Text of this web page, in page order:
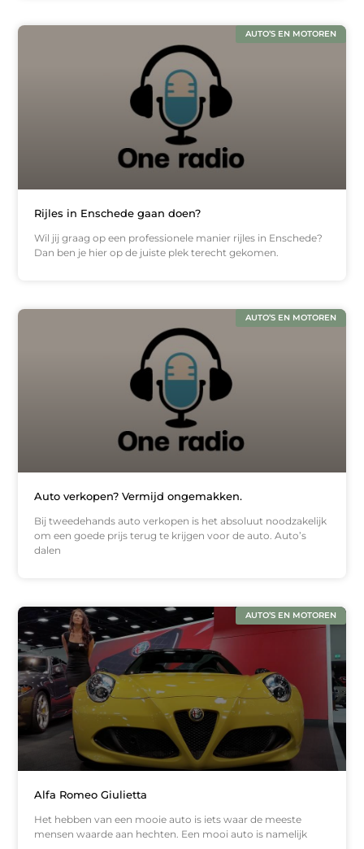
AUTO’S EN MOTOREN
Rijles in Enschede gaan doen?
Wil jij graag op een professionele manier rijles in Enschede?
Dan ben je hier op de juiste plek terecht gekomen.
AUTO’S EN MOTOREN
Auto verkopen? Vermijd ongemakken.
Bij tweedehands auto verkopen is het absoluut noodzakelijk
om een goede prijs terug te krijgen voor de auto. Auto’s
dalen
AUTO’S EN MOTOREN
Alfa Romeo Giulietta
Het hebben van een mooie auto is iets waar de meeste
mensen waarde aan hechten. Een mooi auto is namelijk